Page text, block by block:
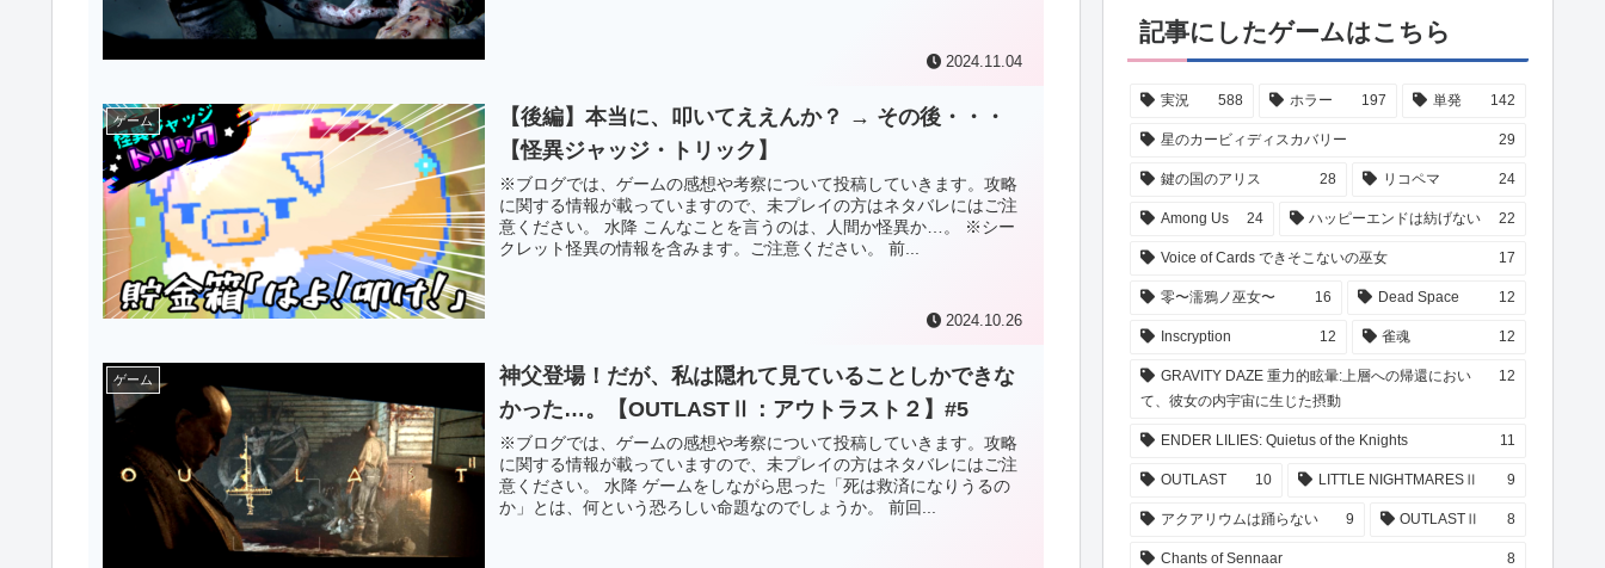
2024.11.04
ゲーム
【後編】本当に、叩いてええんか？ → その後・・・
【怪異ジャッジ・トリック】
※ブログでは、ゲームの感想や考察について投稿していきます。攻略
に関する情報が載っていますので、未プレイの方はネタバレにはご注
意ください。 水降 こんなことを言うのは、人間か怪異か…。 ※シー
クレット怪異の情報を含みます。ご注意ください。 前...
2024.10.26
ゲーム
神父登場！だが、私は隠れて見ていることしかできな
かった…。【OUTLASTⅡ：アウトラスト２】#5
※ブログでは、ゲームの感想や考察について投稿していきます。攻略
に関する情報が載っていますので、未プレイの方はネタバレにはご注
意ください。 水降 ゲームをしながら思った「死は救済になりうるの
か」とは、何という恐ろしい命題なのでしょうか。 前回...
記事にしたゲームはこちら
実況 588 ホラー 197 単発 142
星のカービィディスカバリー 29
鍵の国のアリス 28 リコペマ 24
Among Us 24 ハッピーエンドは紡げない 22
Voice of Cards できそこないの巫女 17
零〜濡鴉ノ巫女〜 16 Dead Space 12
Inscryption 12 雀魂 12
GRAVITY DAZE 重力的眩暈:上層への帰還におい
て、彼女の内宇宙に生じた摂動
12
ENDER LILIES: Quietus of the Knights 11
OUTLAST 10 LITTLE NIGHTMARESⅡ 9
アクアリウムは踊らない 9 OUTLASTⅡ 8
Chants of Sennaar 8